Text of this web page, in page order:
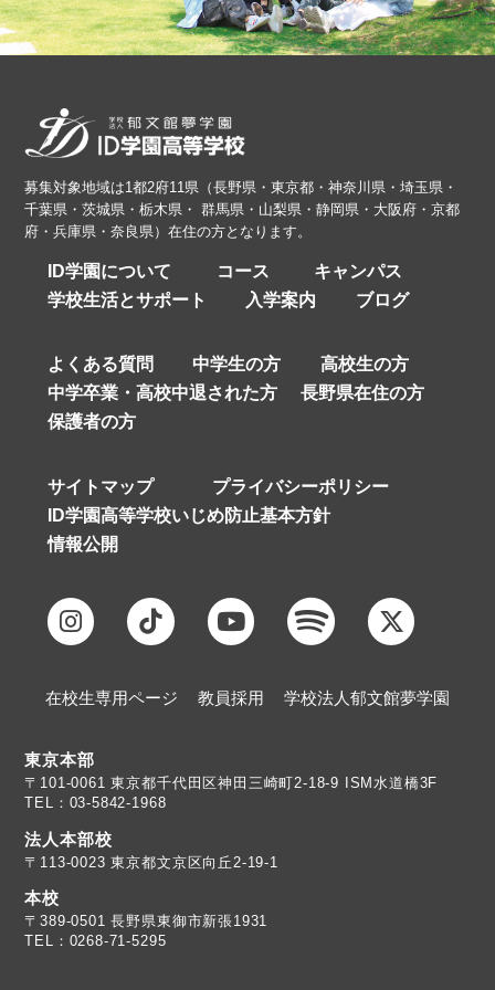
募集対象地域は1都2府11県（長野県・東京都・神奈川県・埼玉県・
千葉県・茨城県・栃木県・ 群馬県・山梨県・静岡県・大阪府・京都
府・兵庫県・奈良県）在住の方となります。
ID学園について コース
キャンパス
学校生活とサポート
入学案内 ブログ
よくある質問 中学生の方
高校生の方
中学卒業・高校中退された方
長野県在住の方
保護者の方
サイトマップ
プライバシーポリシー
ID学園高等学校いじめ防止基本方針
情報公開
在校生専用ページ 教員採用 学校法人郁文館夢学園
東京本部
TEL：03-5842-1968
法人本部校
〒113-0023 東京都文京区向丘2-19-1
本校
TEL：0268-71-5295